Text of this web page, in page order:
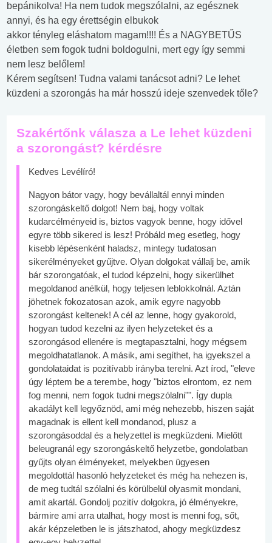
bepánikolva! Ha nem tudok megszólalni, az egésznek
annyi, és ha egy érettségin elbukok
akkor tényleg eláshatom magam!!!! És a NAGYBETŰS
életben sem fogok tudni boldogulni, mert egy így semmi
nem lesz belőlem!
Kérem segítsen! Tudna valami tanácsot adni? Le lehet
küzdeni a szorongás ha már hosszú ideje szenvedek tőle?
Szakértőnk válasza a Le lehet küzdeni
a szorongást? kérdésre
Kedves Levélíró!
Nagyon bátor vagy, hogy bevállaltál ennyi minden
szorongáskeltő dolgot! Nem baj, hogy voltak
kudarcélményeid is, biztos vagyok benne, hogy idővel
egyre több sikered is lesz! Próbáld meg esetleg, hogy
kisebb lépésenként haladsz, mintegy tudatosan
sikerélményeket gyűjtve. Olyan dolgokat vállalj be, amik
bár szorongatóak, el tudod képzelni, hogy sikerülhet
megoldanod anélkül, hogy teljesen leblokkolnál. Aztán
jöhetnek fokozatosan azok, amik egyre nagyobb
szorongást keltenek! A cél az lenne, hogy gyakorold,
hogyan tudod kezelni az ilyen helyzeteket és a
szorongásod ellenére is megtapasztalni, hogy mégsem
megoldhatatlanok. A másik, ami segíthet, ha igyekszel a
gondolataidat is pozitívabb irányba terelni. Azt írod, "eleve
úgy léptem be a terembe, hogy "biztos elrontom, ez nem
fog menni, nem fogok tudni megszólalni"". Így dupla
akadályt kell legyőznöd, ami még nehezebb, hiszen saját
magadnak is ellent kell mondanod, plusz a
szorongásoddal és a helyzettel is megküzdeni. Mielőtt
beleugranál egy szorongáskeltő helyzetbe, gondolatban
gyűjts olyan élményeket, melyekben ügyesen
megoldottál hasonló helyzeteket és még ha nehezen is,
de meg tudtál szólalni és körülbelül olyasmit mondani,
amit akartál. Gondolj pozitív dolgokra, jó élményekre,
bármire ami arra utalhat, hogy most is menni fog, sőt,
akár képzeletben le is játszhatod, ahogy megküzdesz